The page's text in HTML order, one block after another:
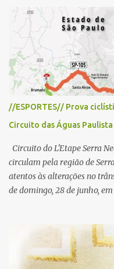
i
o
s
//ESPORTES// Prova
Circuito das Águas Paulista
Circuito do L'Etape Serra
circulam pela região de
atentos às alterações no
de domingo, 28 de junho,
reunirá atletas de diferentes
passando pelos municípios
do Sul, Lindoia e Socorro.